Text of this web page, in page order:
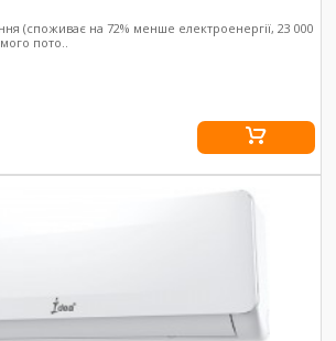
(споживає на 72% менше електроенергії, 23 000
пото..